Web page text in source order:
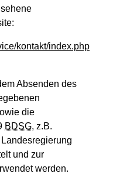
kontakt/index.php
Absenden des
die
BDSG, z.B.
und zur
werden.